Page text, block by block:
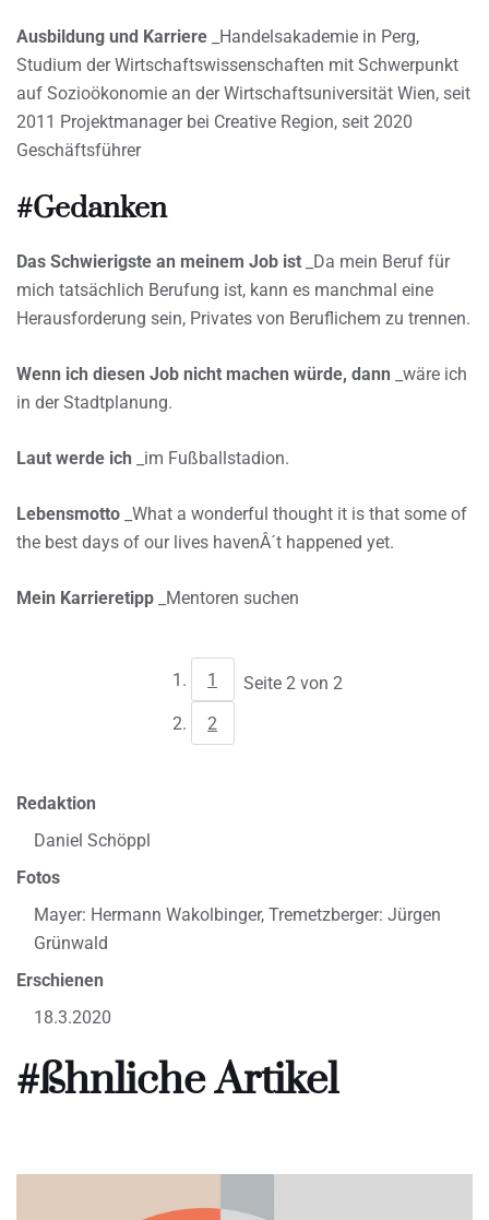
Ausbildung und Karriere _Handelsakademie in Perg,
Studium der Wirtschaftswissenschaften mit Schwerpunkt
auf Sozioökonomie an der Wirtschaftsuniversität Wien, seit
2011 Projektmanager bei Creative Region, seit 2020
Geschäftsführer
#Gedanken
Das Schwierigste an meinem Job ist _Da mein Beruf für
mich tatsächlich Berufung ist, kann es manchmal eine
Herausforderung sein, Privates von Beruflichem zu trennen.
Wenn ich diesen Job nicht machen würde, dann _wäre ich
in der Stadtplanung.
Laut werde ich _im Fußballstadion.
Lebensmotto _What a wonderful thought it is that some of
the best days of our lives havenÂ´t happened yet.
Mein Karrieretipp _Mentoren suchen
1
2
Seite 2 von 2
Redaktion
Daniel Schöppl
Fotos
Mayer: Hermann Wakolbinger, Tremetzberger: Jürgen
Grünwald
Erschienen
18.3.2020
#ßhnliche Artikel